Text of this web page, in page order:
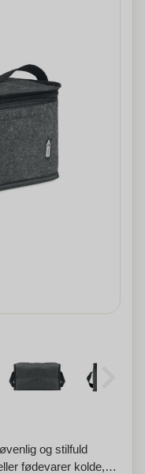
og stilfuld
fødevarer kolde,